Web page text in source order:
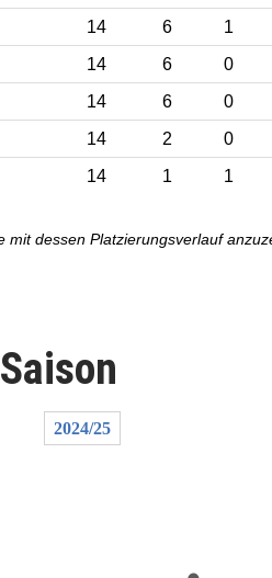
14 6 1
14 6 0
14 6 0
14 2 0
14 1 1
dessen Platzierungsverlauf
Saison
2024/25